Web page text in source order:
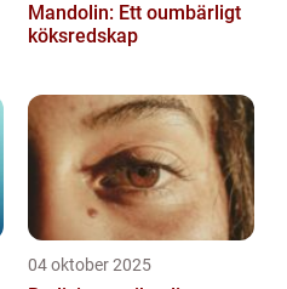
Mandolin: Ett oumbärligt
köksredskap
04 oktober 2025